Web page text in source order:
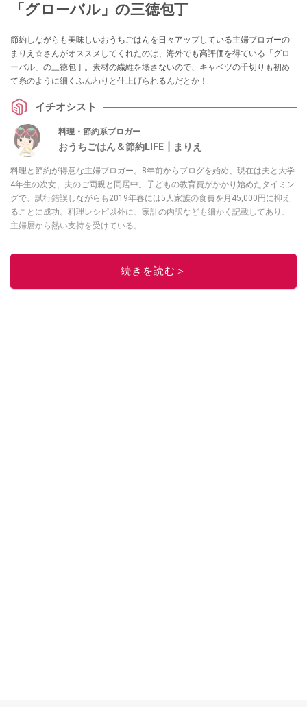
「グローバル」の三徳包丁
節約しながらも美味しいおうちごはんを日々アップしている主婦ブロガーの
まりえ☆さんがオススメしてくれたのは、海外でも高評価を得ている「グロ
ーバル」の三徳包丁。素材の繊維を壊さないので、キャベツの千切りも初め
て糸のように細くふんわりと仕上げられるんだとか！
イチオシスト
料理・節約系ブロガー
おうちごはん＆節約LIFE┃まりえ
料理と節約が得意な主婦ブロガー。8年前からブログを始め、現在は夫と大学
4年生の次女、夫のご両親と同居中。子どもの教育費がかかり始めたタイミン
グで、試行錯誤しながらも2019年春には5人家族の食費を月45,000円に抑え
ることに成功。料理レシピ以外に、家計の内訳なども細かく記載してあり、
主婦層から熱い支持を受けている。
続きを読む＞